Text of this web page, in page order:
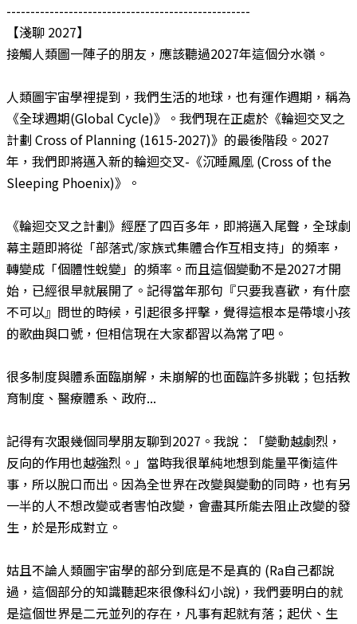
---------------------------------------------------
【淺聊 2027】
接觸人類圖一陣子的朋友，應該聽過2027年這個分水嶺。
人類圖宇宙學裡提到，我們生活的地球，也有運作週期，稱為
《全球週期(Global Cycle)》。我們現在正處於《輪迴交叉之
計劃 Cross of Planning (1615-2027)》的最後階段。2027
年，我們即將邁入新的輪迴交叉-《沉睡鳳凰 (Cross of the
Sleeping Phoenix)》。
《輪迴交叉之計劃》經歷了四百多年，即將邁入尾聲，全球劇
幕主題即將從「部落式/家族式集體合作互相支持」的頻率，
轉變成「個體性蛻變」的頻率。而且這個變動不是2027才開
始，已經很早就展開了。記得當年那句『只要我喜歡，有什麼
不可以』問世的時候，引起很多抨擊，覺得這根本是帶壞小孩
的歌曲與口號，但相信現在大家都習以為常了吧。
很多制度與體系面臨崩解，未崩解的也面臨許多挑戰；包括教
育制度、醫療體系、政府...
記得有次跟幾個同學朋友聊到2027。我說：「變動越劇烈，
反向的作用也越強烈。」當時我很單純地想到能量平衡這件
事，所以脫口而出。因為全世界在改變與變動的同時，也有另
一半的人不想改變或者害怕改變，會盡其所能去阻止改變的發
生，於是形成對立。
姑且不論人類圖宇宙學的部分到底是不是真的 (Ra自己都說
過，這個部分的知識聽起來很像科幻小說)，我們要明白的就
是這個世界是二元並列的存在，凡事有起就有落；起伏、生